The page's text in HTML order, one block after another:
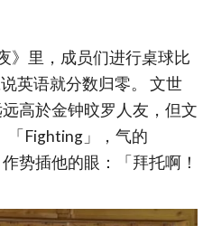
》里，成员们进行桌球比
英语就分数归零。 文世
高於金钟旼罗人友，但文
「Fighting」，气的
势插他的眼：「拜托啊！